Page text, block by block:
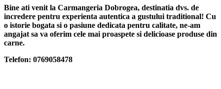
Bine ati venit la Carmangeria Dobrogea, destinatia dvs. de
incredere pentru experienta autentica a gustului traditional! Cu
o istorie bogata si o pasiune dedicata pentru calitate, ne-am
angajat sa va oferim cele mai proaspete si delicioase produse din
carne.
Telefon: 0769058478